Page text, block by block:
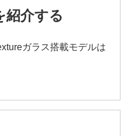
紹介する
ガラス搭載モデルは